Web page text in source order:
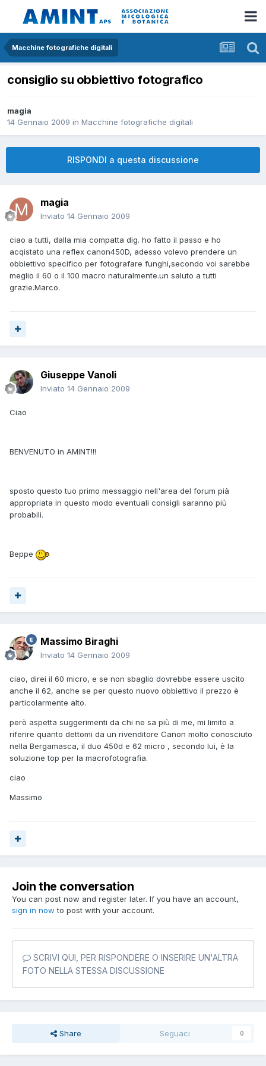
Macchine fotografiche digitali
consiglio su obbiettivo fotografico
magia
14 Gennaio 2009 in Macchine fotografiche digitali
RISPONDI a questa discussione
magia
Inviato 14 Gennaio 2009
ciao a tutti, dalla mia compatta dig. ho fatto il passo e ho
acqistato una reflex canon450D, adesso volevo prendere un
obbiettivo specifico per fotografare funghi,secondo voi sarebbe
meglio il 60 o il 100 macro naturalmente.un saluto a tutti
grazie.Marco.
Giuseppe Vanoli
Inviato 14 Gennaio 2009
Ciao
BENVENUTO in AMINT!!!
sposto questo tuo primo messaggio nell'area del forum pià
appropriata in questo modo eventuali consigli saranno più
probabili.
Beppe
Massimo Biraghi
Inviato 14 Gennaio 2009
ciao, direi il 60 micro, e se non sbaglio dovrebbe essere uscito
anche il 62, anche se per questo nuovo obbiettivo il prezzo è
particolarmente alto.
però aspetta suggerimenti da chi ne sa più di me, mi limito a
riferire quanto dettomi da un rivenditore Canon molto conosciuto
nella Bergamasca, il duo 450d e 62 micro , secondo lui, è la
soluzione top per la macrofotografia.
ciao
Massimo
Join the conversation
You can post now and register later. If you have an account,
sign in now to post with your account.
SCRIVI QUI, PER RISPONDERE O INSERIRE UN'ALTRA
FOTO NELLA STESSA DISCUSSIONE
Share Seguaci 0